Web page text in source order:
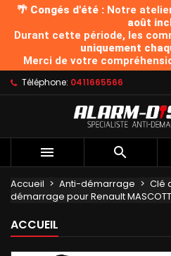
🌴 Congés d'été :Notre
août
Durant cette période, les
uniquement
Merci de votre
Téléphone: 0411665566
 
Accueil Anti-démarrage
Clé
démarrage pour Renault
ACCUEIL